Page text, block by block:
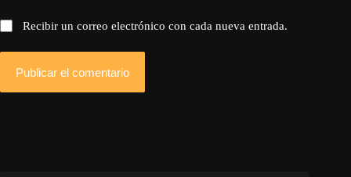
Recibir un correo electrónico con cada nueva entrada.
Publicar el comentario